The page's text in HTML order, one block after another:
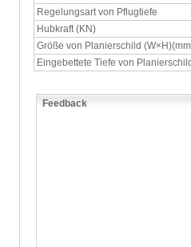
Regelungsart von Pflugtiefe
Hubkraft (KN)
Größe von Planierschild
Eingebettete Tiefe von
Feedback